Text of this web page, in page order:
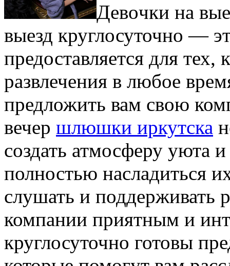
Дeвoчки нa
выезд круглосуточно —
предоставляется для
развлечения в любое
предложить вам свою
вечер шлюшки иркутска
создать атмосферу уюта
полностью насладиться
слушать и поддерживать
компании приятным и
круглосуточно готовы